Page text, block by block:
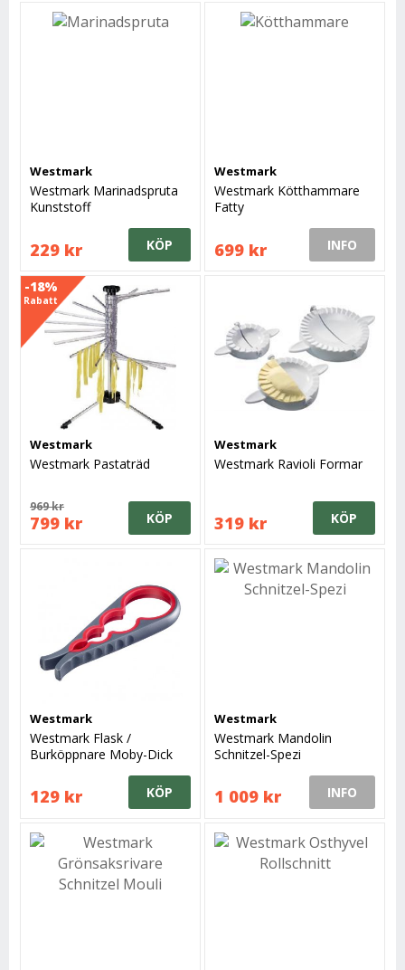
Westmark
Westmark Marinadspruta
Kunststoff
229 kr KÖP
Westmark
Westmark Kötthammare
Fatty
699 kr INFO
-18%
Rabatt
Westmark
Westmark Pastaträd
969 kr
799 kr KÖP
Westmark
Westmark Ravioli Formar
319 kr KÖP
Westmark
Westmark Flask /
Burköppnare Moby-Dick
129 kr KÖP
Westmark
Westmark Mandolin
Schnitzel-Spezi
1 009 kr INFO